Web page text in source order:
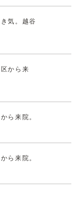
気。越谷
から来
ら来院。
ら来院。